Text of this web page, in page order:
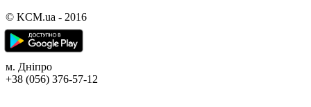
© KCM.ua - 2016
м. Дніпро
+38 (056) 376-57-12